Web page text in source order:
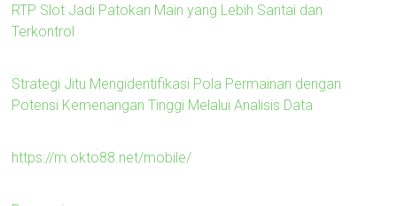
RTP Slot Jadi Patokan Main yang Lebih Santai dan
Terkontrol
Strategi Jitu Mengidentifikasi Pola Permainan dengan
Potensi Kemenangan Tinggi Melalui Analisis Data
https://m.okto88.net/mobile/